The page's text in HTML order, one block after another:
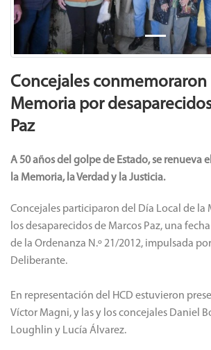
Concejales conmemoraron
Memoria por
Paz
A 50 años del golpe de Estado, se renueva
la Memoria, la Verdad y la Justicia.
Concejales participaron del Día Local de la
los desaparecidos de Marcos Paz, una
de la Ordenanza N.º 21/2012, impulsada
Deliberante.
En representación del HCD estuvieron
Víctor Magni, y las y los concejales Daniel
Loughlin y Lucía Álvarez.